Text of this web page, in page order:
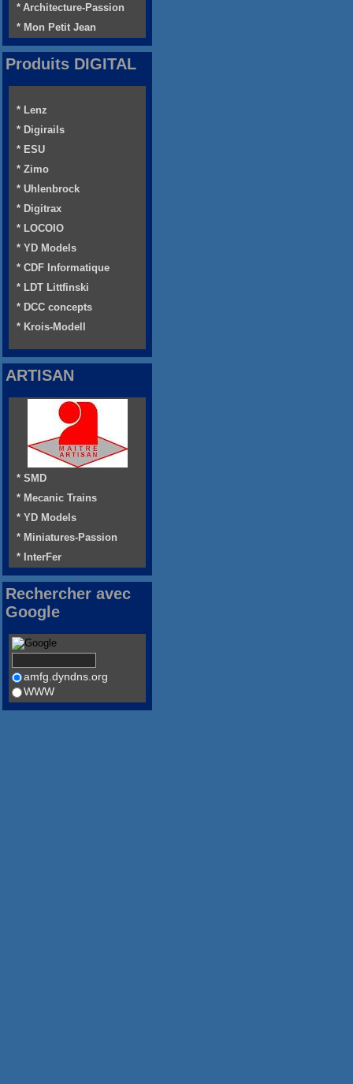
* Architecture-Passion
* Mon Petit Jean
Produits DIGITAL
* Lenz
* Digirails
* ESU
* Zimo
* Uhlenbrock
* Digitrax
* LOCOIO
* YD Models
* CDF Informatique
* LDT Littfinski
* DCC concepts
* Krois-Modell
ARTISAN
* SMD
* Mecanic Trains
* YD Models
* Miniatures-Passion
* InterFer
Rechercher avec
Google
amfg.dyndns.org
WWW